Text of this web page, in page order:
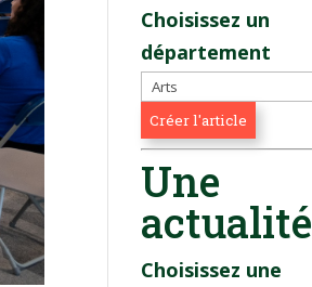
Choisissez un
département
Une
actualité
Choisissez une